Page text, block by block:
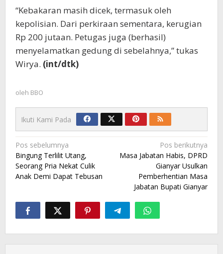
“Kebakaran masih dicek, termasuk oleh
kepolisian. Dari perkiraan sementara, kerugian
Rp 200 jutaan. Petugas juga (berhasil)
menyelamatkan gedung di sebelahnya,” tukas
Wirya. (int/dtk)
oleh BBO
Ikuti Kami Pada
Navigasi
pos
Pos sebelumnya
Bingung Terlilit Utang,
Seorang Pria Nekat Culik
Anak Demi Dapat Tebusan
Pos berikutnya
Masa Jabatan Habis, DPRD
Gianyar Usulkan
Pemberhentian Masa
Jabatan Bupati Gianyar